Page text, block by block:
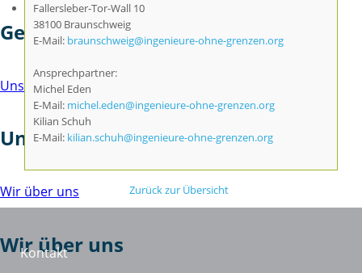
Geldspende
Unsere Unterstützer
Unsere Unterstützer
Wir über uns
Wir über uns
Fallersleber-Tor-Wall 10
38100 Braunschweig
E-Mail: braunschweig@ingenieure-ohne-grenzen.org
Ansprechpartner:
Michel Eden
E-Mail: michel.eden@ingenieure-ohne-grenzen.org
Kilian Schuh
E-Mail: kilian.schuh@ingenieure-ohne-grenzen.org
Zurück zur Übersicht
Kontakt